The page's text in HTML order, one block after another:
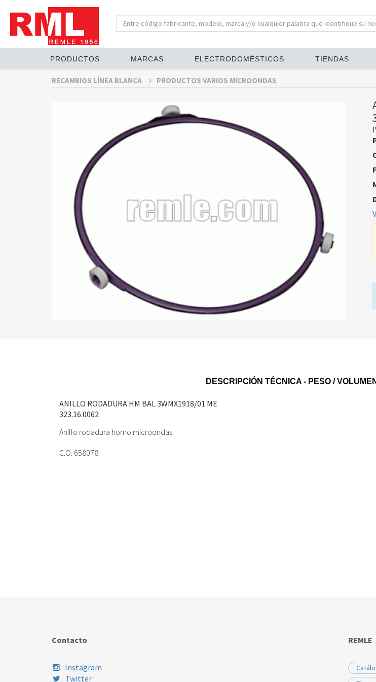
PRODUCTOS MARCAS ELECTRODOMÉSTICOS TIENDAS
RECAMBIOS LÍNEA BLANCA PRODUCTOS VARIOS MICROONDAS
DESCRIPCIÓN TÉCNICA - PESO / VOLUMEN
ANILLO RODADURA HM BAL 3WMX1918/01 ME
323.16.0062
Anillo rodadura horno microondas.
C.O. 658078.
Contacto
Instagram
Twitter
REMLE